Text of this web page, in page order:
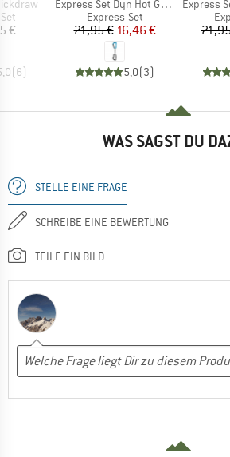
€
(6)
Artikel
Express Set Dyn Hot G3 Straight/Bent
Produktgruppe
Express-Set
Preis
21,95 €reduzierter Preis
16,46 €
5,0(3)
Artikel
Express Set
WAS SAGST DU
STELLE EINE FRAGE
SCHREIBE EINE BEWERTUNG
TEILE EIN BILD